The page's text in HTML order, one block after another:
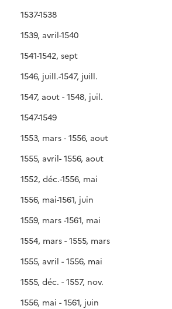
1537-1538
1539, avril-1540
1541-1542, sept
1546, juill.-1547, juill.
1547, aout - 1548, juil.
1547-1549
1553, mars - 1556, aout
1555, avril- 1556, aout
1552, déc.-1556, mai
1556, mai-1561, juin
1559, mars -1561, mai
1554, mars - 1555, mars
1555, avril - 1556, mai
1555, déc. - 1557, nov.
1556, mai - 1561, juin